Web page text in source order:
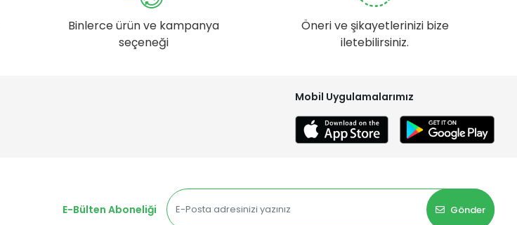
Binlerce ürün ve kampanya
seçeneği
Öneri ve şikayetlerinizi bize
iletebilirsiniz.
Mobil Uygulamalarımız
E-Bülten Aboneliği
Gönder